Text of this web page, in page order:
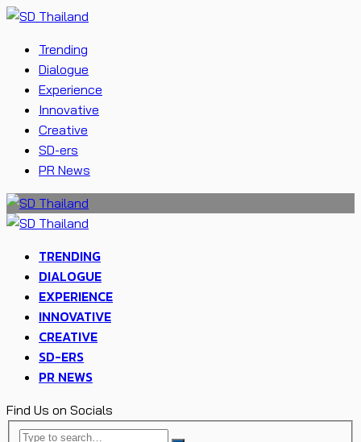
Trending
Dialogue
Experience
Innovative
Creative
SD-ers
PR News
TRENDING
DIALOGUE
EXPERIENCE
INNOVATIVE
CREATIVE
SD-ERS
PR NEWS
Find Us on Socials